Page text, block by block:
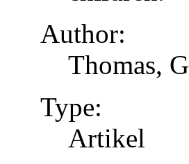
Author:
Thomas,
Type:
Artikel